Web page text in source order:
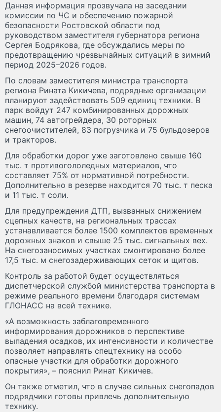
Данная информация прозвучала на заседании
комиссии по ЧС и обеспечению пожарной
безопасности Ростовской области под
руководством заместителя губернатора региона
Сергея Бодрякова, где обсуждались меры по
предотвращению чрезвычайных ситуаций в зимний
период 2025–2026 годов.
По словам заместителя министра транспорта
региона Рината Кикичева, подрядные организации
планируют задействовать 509 единиц техники. В
парк войдут 247 комбинированных дорожных
машин, 74 автогрейдера, 30 роторных
снегоочистителей, 83 погрузчика и 75 бульдозеров
и тракторов.
Для обработки дорог уже заготовлено свыше 160
тыс. т противогололедных материалов, что
составляет 75% от нормативной потребности.
Дополнительно в резерве находится 70 тыс. т песка
и 11 тыс. т соли.
Для предупреждения ДТП, вызванных снижением
сцепных качеств, на региональных трассах
устанавливается более 1500 комплектов временных
дорожных знаков и свыше 25 тыс. сигнальных вех.
На снегозаносимых участках смонтировано более
17,5 тыс. м снегозадерживающих сеток и щитов.
Контроль за работой будет осуществляться
диспетчерской службой министерства транспорта в
режиме реального времени благодаря системам
ГЛОНАСС на всей технике.
«А возможность заблаговременного
информирования дорожников о перспективе
выпадения осадков, их интенсивности и количестве
позволяет направлять спецтехнику на особо
опасные участки для обработки дорожного
покрытия», – пояснил Ринат Кикичев.
Он также отметил, что в случае сильных снегопадов
подрядчики готовы привлечь дополнительную
технику.